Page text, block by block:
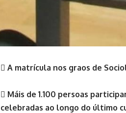
 A matrícula nos graos de
 Máis de 1.100 persoas
celebradas ao longo do último